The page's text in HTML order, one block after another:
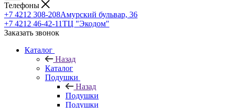
Телефоны
+7 4212 308-208Амурский бульвар, 36
+7 4212 46-42-11ТЦ "Экодом"
Заказать звонок
Каталог
Назад
Каталог
Подушки
Назад
Подушки
Подушки